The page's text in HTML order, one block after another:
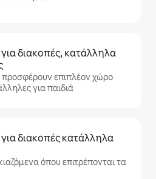
διακοπές, κατάλληλα
προσφέρουν επιπλέον χώρο
για παιδιά
για διακοπές κατάλληλα
όπου επιτρέπονται τα